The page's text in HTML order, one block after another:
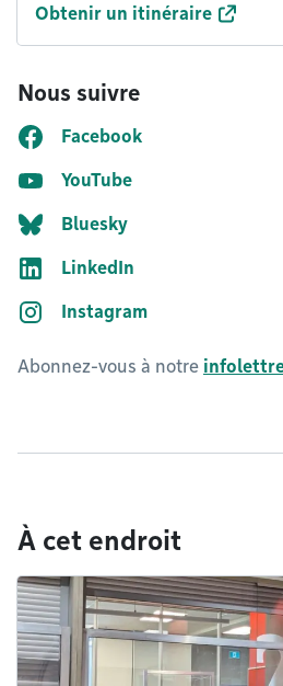
Obtenir un itinéraire
Nous suivre
Facebook
YouTube
Bluesky
LinkedIn
Instagram
Abonnez-vous à notre
À cet endroit